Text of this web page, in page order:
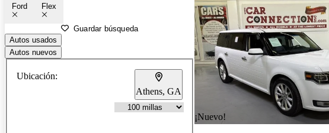
Ford Flex
Guardar búsqueda
Autos usados
Autos nuevos
Ubicación:
Athens, GA
¡Nuevo!